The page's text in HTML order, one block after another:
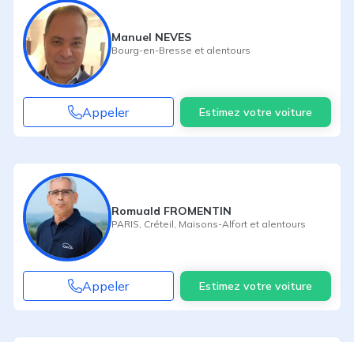
Manuel NEVES
Bourg-en-Bresse et alentours
Appeler Estimez votre voiture
Romuald FROMENTIN
PARIS Créteil Maisons-Alfort et alentours
Appeler Estimez votre voiture